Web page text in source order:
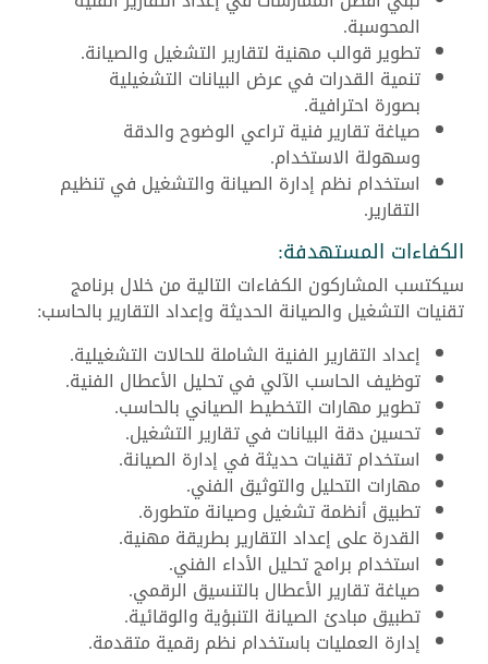
المحوسبة.
تطوير قوالب مهنية لتقارير التشغيل والصيانة.
تنمية القدرات في عرض البيانات التشغيلية
بصورة احترافية.
صياغة تقارير فنية تراعي الوضوح والدقة
وسهولة الاستخدام.
استخدام نظم إدارة الصيانة والتشغيل في تنظيم
التقارير.
الكفاءات المستهدفة:
سيكتسب المشاركون الكفاءات التالية من خلال برنامج
تقنيات التشغيل والصيانة الحديثة وإعداد التقارير بالحاسب:
إعداد التقارير الفنية الشاملة للحالات التشغيلية.
توظيف الحاسب الآلي في تحليل الأعطال الفنية.
تطوير مهارات التخطيط الصياني بالحاسب.
تحسين دقة البيانات في تقارير التشغيل.
استخدام تقنيات حديثة في إدارة الصيانة.
مهارات التحليل والتوثيق الفني.
تطبيق أنظمة تشغيل وصيانة متطورة.
القدرة على إعداد التقارير بطريقة مهنية.
استخدام برامج تحليل الأداء الفني.
صياغة تقارير الأعطال بالتنسيق الرقمي.
تطبيق مبادئ الصيانة التنبؤية والوقائية.
إدارة العمليات باستخدام نظم رقمية متقدمة.